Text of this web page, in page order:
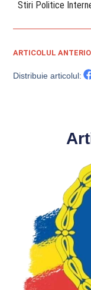
Stiri Politice
ARTICOLUL
Distribuie articolul: